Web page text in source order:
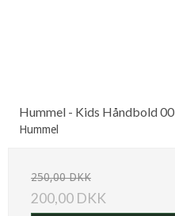
Hummel - Kids Håndbold 00
Hummel
250,00 DKK
200,00 DKK